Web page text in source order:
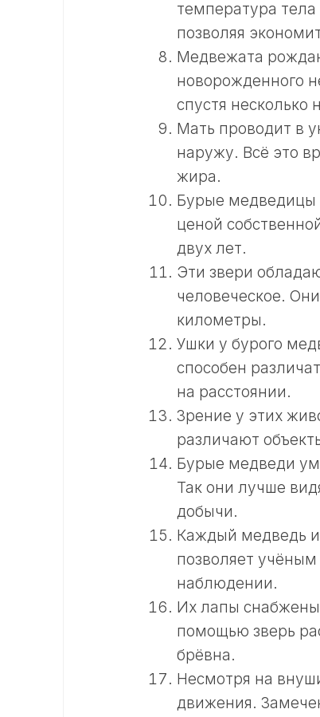
температура
позволяя
Медвежата
новорожденного
спустя несколько
Мать проводит в
наружу. Всё это
жира.
Бурые медведицы
ценой
двух лет.
Эти звери
человеческое.
километры.
Ушки у бурого
способен
на расстоянии.
Зрение у этих
различают
Бурые медведи
Так они лучше
добычи.
Каждый медведь
позволяет
наблюдении.
Их лапы
помощью зверь
брёвна.
Несмотря на
движения.